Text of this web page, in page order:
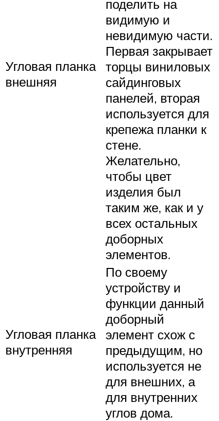
Угловая планка
внешняя
поделить на
видимую и
невидимую части.
Первая закрывает
торцы виниловых
сайдинговых
панелей, вторая
используется для
крепежа планки к
стене.
Желательно,
чтобы цвет
изделия был
таким же, как и у
всех остальных
доборных
элементов.
Угловая планка
внутренняя
По своему
устройству и
функции данный
доборный
элемент схож с
предыдущим, но
используется не
для внешних, а
для внутренних
углов дома.